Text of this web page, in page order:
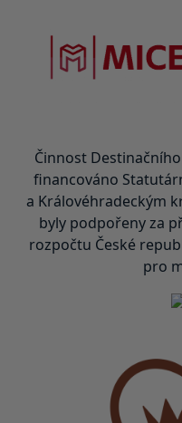
Činnost
financováno
a Královéhradeckým
byly podpořeny za
rozpočtu České
pro